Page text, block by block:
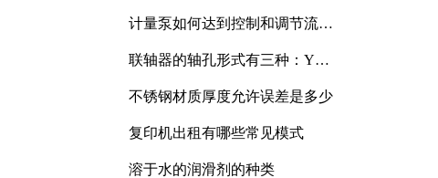
计量泵如何达到控制和调节流量
联轴器的轴孔形式有三种：Y
不锈钢材质厚度允许误差是多少
复印机出租有哪些常见模式
溶于水的润滑剂的种类